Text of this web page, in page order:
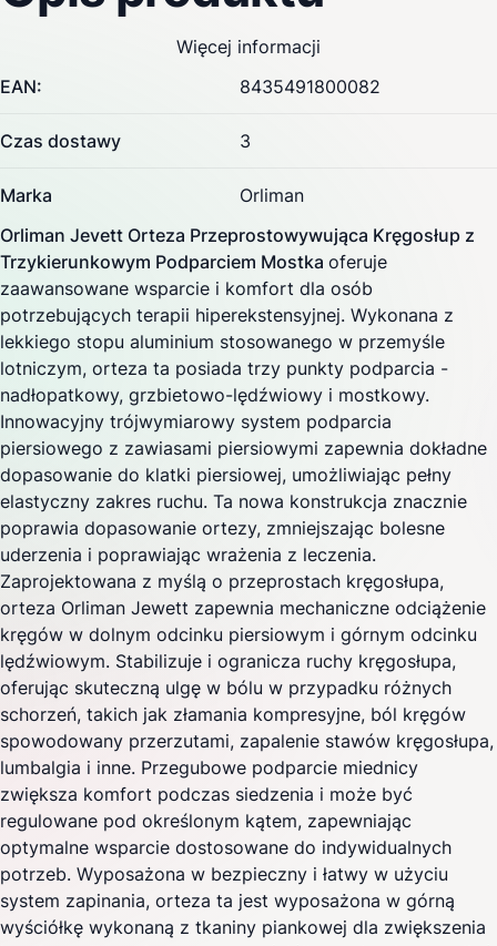
Więcej informacji
EAN:
8435491800082
Czas dostawy 3
Marka
Orliman
Orliman Jevett Orteza Przeprostowywująca Kręgosłup z
Trzykierunkowym Podparciem Mostka oferuje
zaawansowane wsparcie i komfort dla osób
potrzebujących terapii hiperekstensyjnej. Wykonana z
lekkiego stopu aluminium stosowanego w przemyśle
lotniczym, orteza ta posiada trzy punkty podparcia -
nadłopatkowy, grzbietowo-lędźwiowy i mostkowy.
Innowacyjny trójwymiarowy system podparcia
piersiowego z zawiasami piersiowymi zapewnia dokładne
dopasowanie do klatki piersiowej, umożliwiając pełny
elastyczny zakres ruchu. Ta nowa konstrukcja znacznie
poprawia dopasowanie ortezy, zmniejszając bolesne
uderzenia i poprawiając wrażenia z leczenia.
Zaprojektowana z myślą o przeprostach kręgosłupa,
orteza Orliman Jewett zapewnia mechaniczne odciążenie
kręgów w dolnym odcinku piersiowym i górnym odcinku
lędźwiowym. Stabilizuje i ogranicza ruchy kręgosłupa,
oferując skuteczną ulgę w bólu w przypadku różnych
schorzeń, takich jak złamania kompresyjne, ból kręgów
spowodowany przerzutami, zapalenie stawów kręgosłupa,
lumbalgia i inne. Przegubowe podparcie miednicy
zwiększa komfort podczas siedzenia i może być
regulowane pod określonym kątem, zapewniając
optymalne wsparcie dostosowane do indywidualnych
potrzeb. Wyposażona w bezpieczny i łatwy w użyciu
system zapinania, orteza ta jest wyposażona w górną
wyściółkę wykonaną z tkaniny piankowej dla zwiększenia